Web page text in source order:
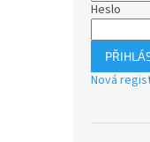
Heslo
Nová